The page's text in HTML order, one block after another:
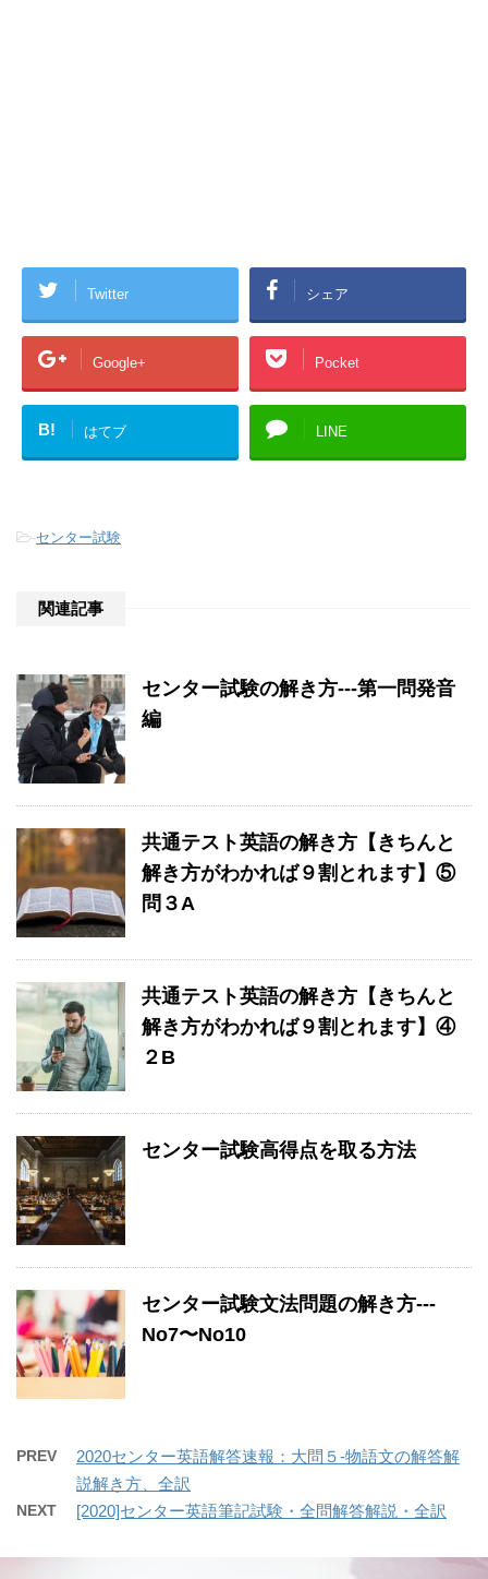
Twitter シェア
Google+ Pocket
B! はてブ LINE
-センター試験
関連記事
センター試験の解き方---第一問発音
編
共通テスト英語の解き方【きちんと
解き方がわかれば９割とれます】⑤
問３A
共通テスト英語の解き方【きちんと
解き方がわかれば９割とれます】④
２B
センター試験高得点を取る方法
センター試験文法問題の解き方---
No7〜No10
PREV
2020センター英語解答速報：大問５-物語文の解答解
説解き方、全訳
NEXT [2020]センター英語筆記試験・全問解答解説・全訳